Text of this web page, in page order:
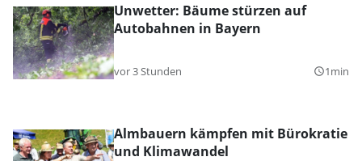
Unwetter: Bäume stürzen auf
Autobahnen in Bayern
vor 3 Stunden query_builder1min
Almbauern kämpfen mit Bürokratie
und Klimawandel